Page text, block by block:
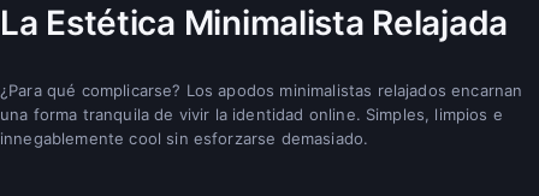
La Estética Minimalista Relajada
¿Para qué complicarse? Los apodos minimalistas relajados encarnan
una forma tranquila de vivir la identidad online. Simples, limpios e
innegablemente cool sin esforzarse demasiado.